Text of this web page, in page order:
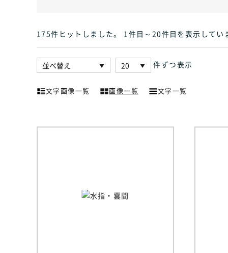
175件ヒット しました。 1件目～20件目 を表示してい
件ずつ表示
文字画像一覧 画像一覧 文字一覧